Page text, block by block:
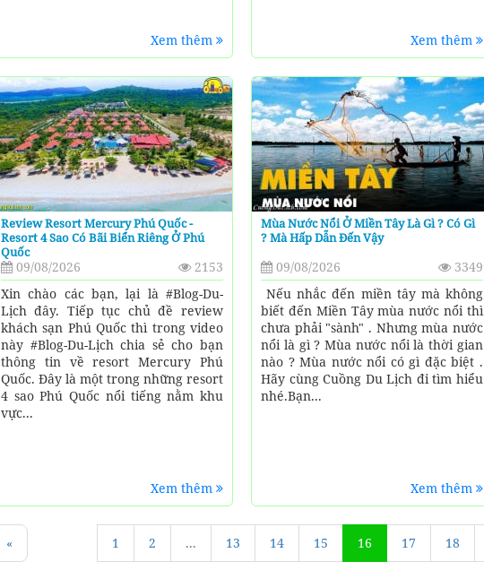
Xem thêm Xem thêm
Review Resort Mercury Phú Quốc -
Resort 4 Sao Có Bãi Biển Riêng Ở Phú
Quốc
09/08/2026
2153
Xin chào các bạn, lại là #Blog-Du-
Lịch đây. Tiếp tục chủ đề review
khách sạn Phú Quốc thì trong video
này #Blog-Du-Lịch chia sẻ cho bạn
thông tin về resort Mercury Phú
Quốc. Đây là một trong những resort
4 sao Phú Quốc nổi tiếng nằm khu
vực...
Xem thêm
Mùa Nước Nổi Ở Miền Tây Là Gì ? Có Gì
? Mà Hấp Dẫn Đến Vậy
09/08/2026
3349
Nếu nhắc đến miền tây mà không
biết đến Miền Tây mùa nước nổi thì
chưa phải "sành" . Nhưng mùa nước
nổi là gì ? Mùa nước nổi là thời gian
nào ? Mùa nước nổi có gì đặc biệt .
Hãy cùng Cuồng Du Lịch đi tìm hiểu
nhé.Bạn...
Xem thêm
« 1 2 ... 13 14 15 16 17 18